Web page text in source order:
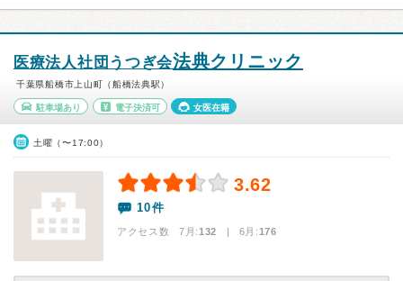
医療法人社団うつぎ会法典クリニック
千葉県船橋市上山町（船橋法典駅）
駐車場あり 電子決済可 女医在籍
土曜（〜17:00）
3.62
10件
アクセス数 7月:132 | 6月:176